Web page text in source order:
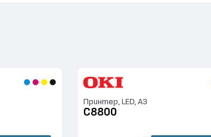
Принтер, LED, А3
C8800